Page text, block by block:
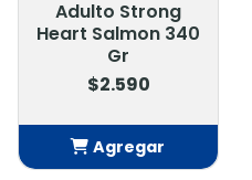
Adulto Strong
Heart Salmon 340
Gr
$2.590
Agregar